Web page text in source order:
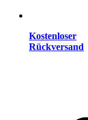
Kostenloser
Rückversand